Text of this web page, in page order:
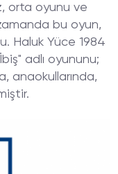
orta oyunu ve
zamanda bu oyun,
Haluk Yüce 1984
adlı oyununu;
anaokullarında,